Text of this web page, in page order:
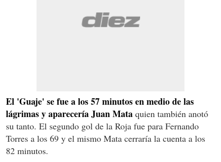
El 'Guaje' se fue a los 57 minutos en medio de las
lágrimas y aparecería Juan Mata quien también anotó
su tanto. El segundo gol de la Roja fue para Fernando
Torres a los 69 y el mismo Mata cerraría la cuenta a los
82 minutos.